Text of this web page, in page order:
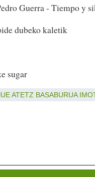
Guerra - Tiempo y
dubeko kaletik
sugar
ATETZ BASABURUA